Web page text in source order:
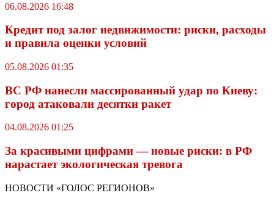
06.08.2026 16:48
Кредит под залог недвижимости: риски, расходы
и правила оценки условий
05.08.2026 01:35
ВС РФ нанесли массированный удар по Киеву:
город атаковали десятки ракет
04.08.2026 01:25
За красивыми цифрами — новые риски: в РФ
нарастает экологическая тревога
НОВОСТИ «ГОЛОС РЕГИОНОВ»